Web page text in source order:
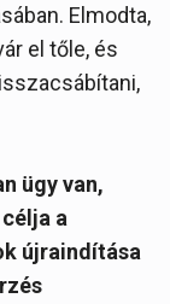
Elmodta,
el tőle, és
ügy van,
a
újraindítása